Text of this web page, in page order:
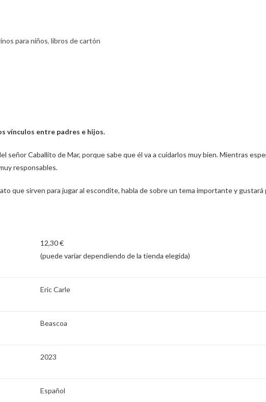
para niños, libros de cartón
vínculos entre padres e hijos.
señor Caballito de Mar, porque sabe que él va a cuidarlos muy bien. Mientras
responsables.
que sirven para jugar al escondite, habla de sobre un tema importante y
12,30 €
(puede variar dependiendo de la tienda elegida)
Eric Carle
Beascoa
2023
Español